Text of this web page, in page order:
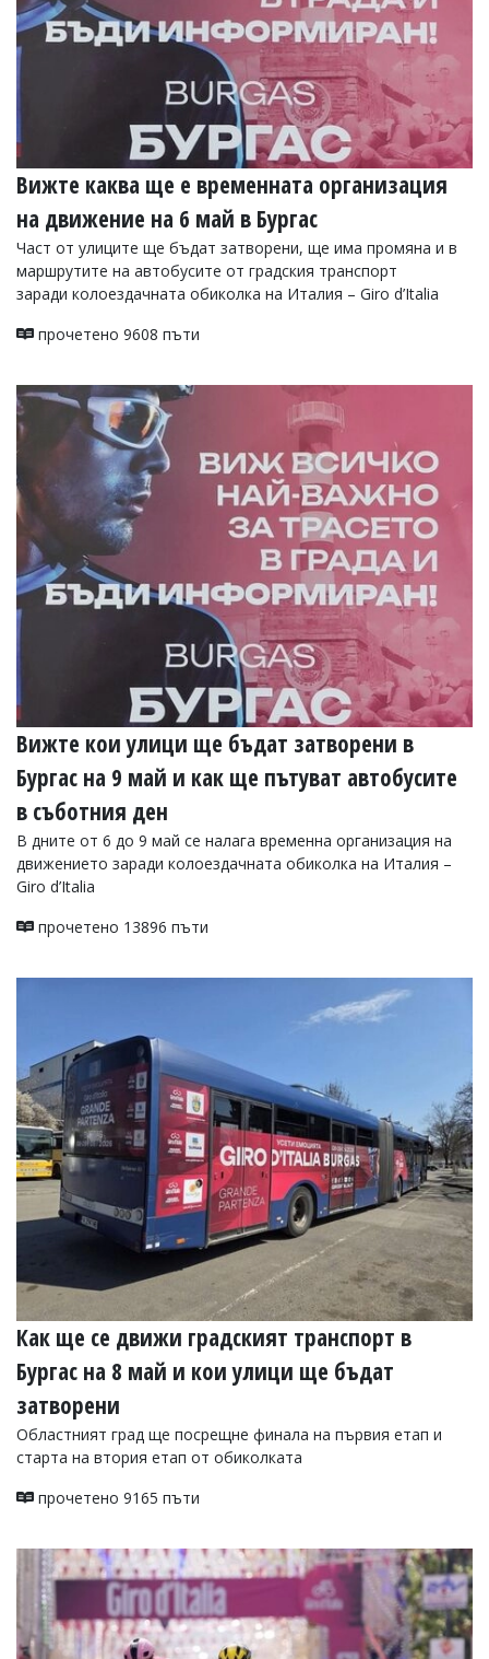
Вижте каква ще е временната организация
на движение на 6 май в Бургас
Част от улиците ще бъдат затворени, ще има промяна и в
маршрутите на автобусите от градския транспорт
заради колоездачната обиколка на Италия – Giro d’Italia
прочетено 9608 пъти
Вижте кои улици ще бъдат затворени в
Бургас на 9 май и как ще пътуват автобусите
в съботния ден
В дните от 6 до 9 май се налага временна организация на
движението заради колоездачната обиколка на Италия –
Giro d’Italia
прочетено 13896 пъти
Как ще се движи градският транспорт в
Бургас на 8 май и кои улици ще бъдат
затворени
Областният град ще посрещне финала на първия етап и
старта на втория етап от обиколката
прочетено 9165 пъти